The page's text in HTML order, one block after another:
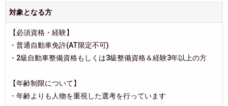
対象となる方
【必須資格・経験】
・普通自動車免許(AT限定不可)
・2級自動車整備資格もしくは3級整備資格＆経験3年以上の方
【年齢制限について】
・年齢よりも人物を重視した選考を行っています